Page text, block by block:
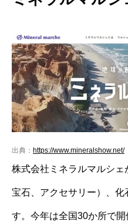
出典： https://www.mineralshow.net/
株式会社ミネラルマルシェ
宝石、アクセサリー）、
す。今年は全国30か所で開